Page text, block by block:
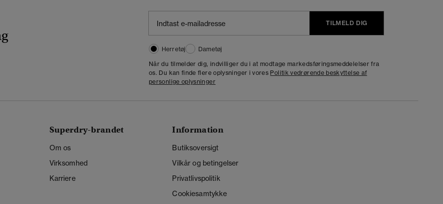
TILMELD DIG
Herretøj
Dametøj
Når du tilmelder dig, indvilliger du i at modtage markedsføringsmeddelelser fra
os. Du kan finde flere oplysninger i vores Politik vedrørende beskyttelse af
personlige oplysninger
Superdry-brandet
Om os
Virksomhed
Karriere
Information
Butiksoversigt
Vilkår og betingelser
Privatlivspolitik
Cookiesamtykke